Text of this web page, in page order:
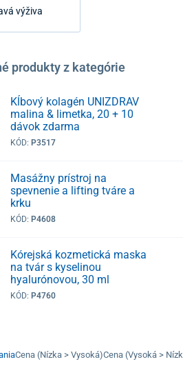
výživa
produkty z kategórie
Kĺbový kolagén UNIZDRAV
malina & limetka, 20 + 10
dávok zdarma
KÓD: P3517
Masážny prístroj na
spevnenie a lifting tváre a
krku
KÓD: P4608
Kórejská kozmetická maska
na tvár s kyselinou
hyalurónovou, 30 ml
KÓD: P4760
Cena (Nízka > Vysoká)Cena (Vysoká >